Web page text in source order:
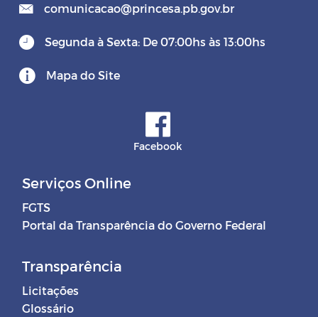
comunicacao@princesa.pb.gov.br
Segunda à Sexta: De 07:00hs às 13:00hs
Mapa do Site
Facebook
Serviços Online
FGTS
Portal da Transparência do Governo Federal
Transparência
Licitações
Glossário